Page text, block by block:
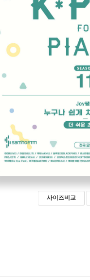
사이즈비교